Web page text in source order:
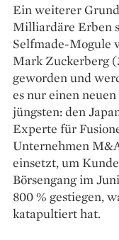
Ein weiterer
Milliardäre Erben
Selfmade-Mogule
Mark Zuckerberg
geworden und
es nur einen
jüngsten: den
Experte für
Unternehmen
einsetzt, um
Börsengang im
800 % gestiegen,
katapultiert hat.